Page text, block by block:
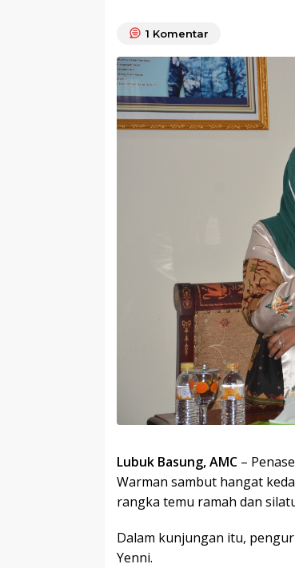
1 Komentar
Lubuk Basung, AMC –
Warman sambut hangat
rangka temu ramah dan
Dalam kunjungan itu,
Yenni.